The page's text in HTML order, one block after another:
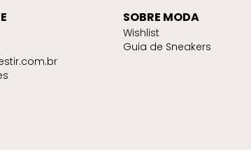
SOBRE MODA
Wishlist
Guia de Sneakers